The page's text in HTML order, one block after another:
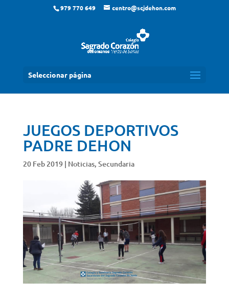
979 770 649 centro@scjdehon.com
Seleccionar página
JUEGOS DEPORTIVOS
PADRE DEHON
20 Feb 2019| Noticias, Secundaria